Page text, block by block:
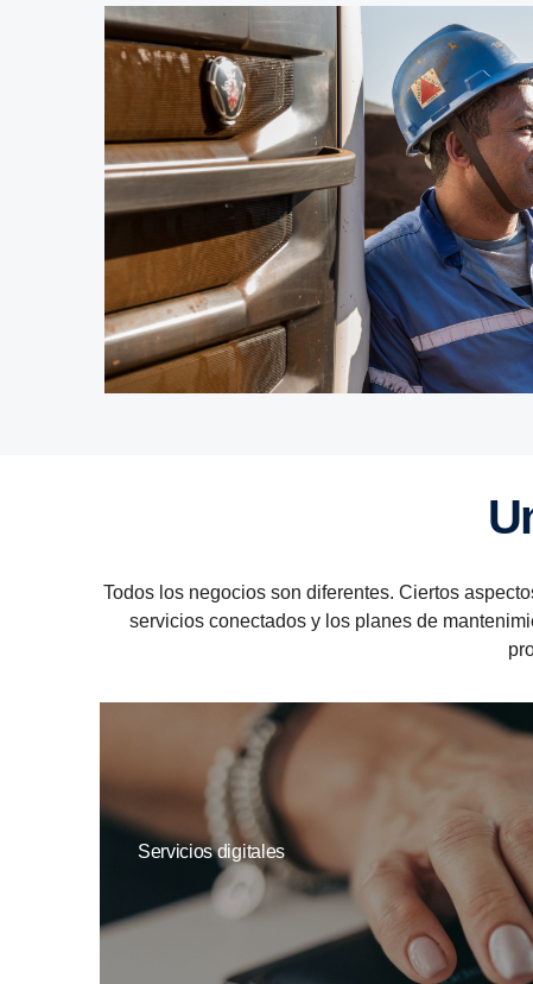
Todos los negocios son diferentes. Ciertos
servicios conectados y los planes de
Servicios digitales